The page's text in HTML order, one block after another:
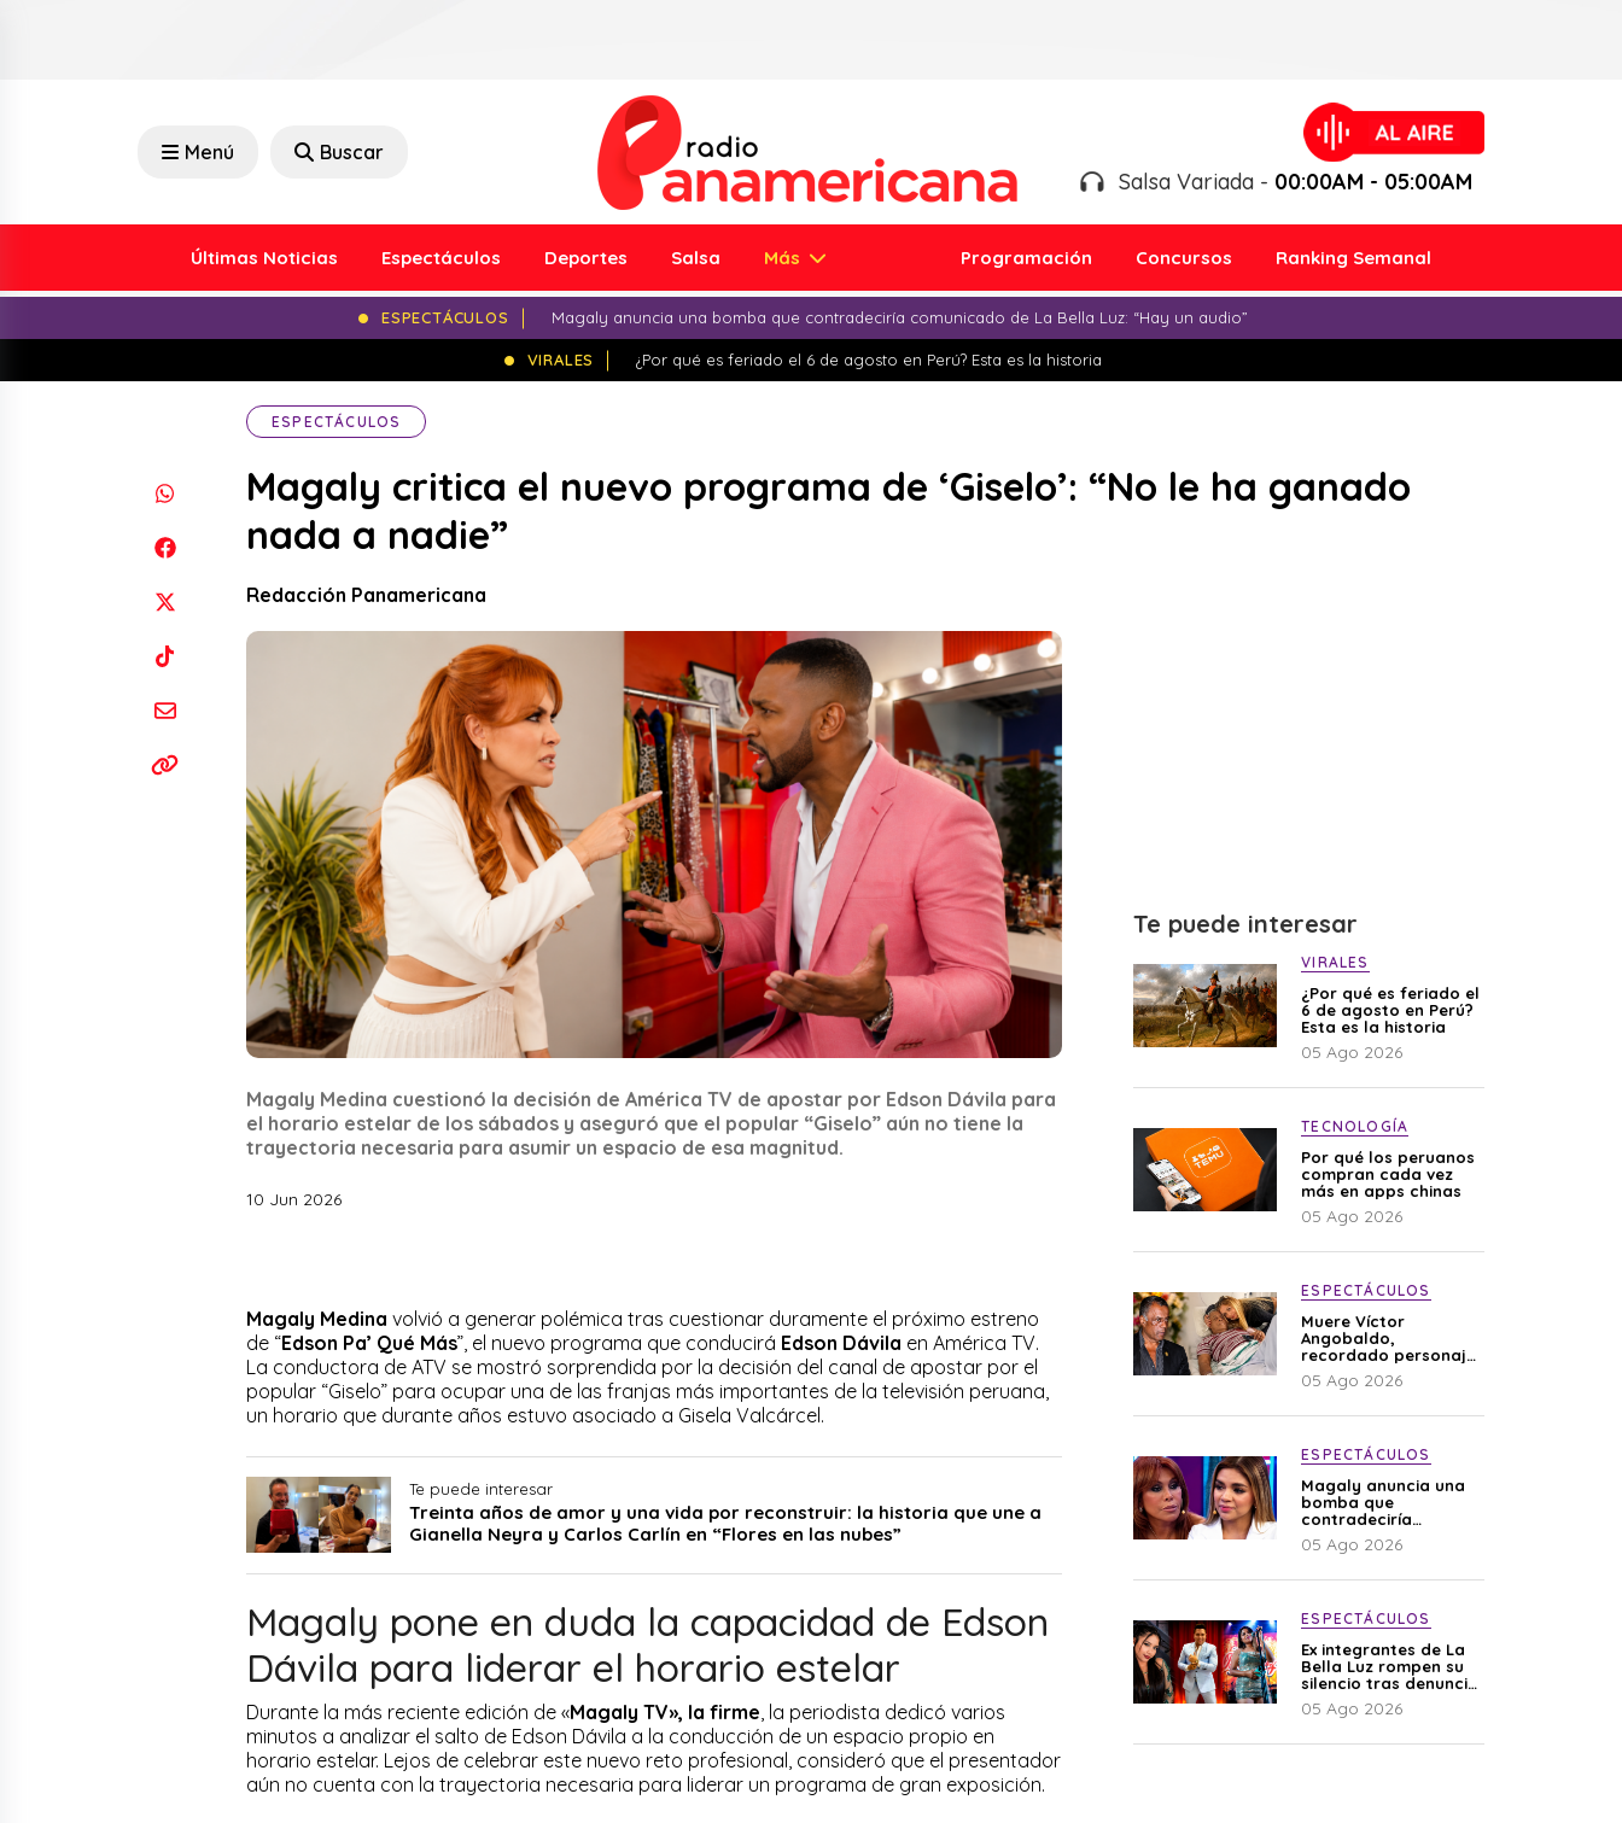
Menú Buscar
Salsa Variada - 00:00AM - 05:00AM
Últimas Noticias Espectáculos Deportes Salsa Más Programación Concursos Ranking Semanal
ESPECTÁCULOS Magaly anuncia una bomba que contradeciría comunicado de La Bella Luz: “Hay un audio”
VIRALES ¿Por qué es feriado el 6 de agosto en Perú? Esta es la historia
ESPECTÁCULOS
Magaly critica el nuevo programa de ‘Giselo’: “No le ha ganado
nada a nadie”
Redacción Panamericana
Magaly Medina cuestionó la decisión de América TV de apostar por Edson Dávila para
el horario estelar de los sábados y aseguró que el popular “Giselo” aún no tiene la
trayectoria necesaria para asumir un espacio de esa magnitud.
10 Jun 2026
Magaly Medina volvió a generar polémica tras cuestionar duramente el próximo estreno
de “Edson Pa’ Qué Más”, el nuevo programa que conducirá Edson Dávila en América TV.
La conductora de ATV se mostró sorprendida por la decisión del canal de apostar por el
popular “Giselo” para ocupar una de las franjas más importantes de la televisión peruana,
un horario que durante años estuvo asociado a Gisela Valcárcel.
Te puede interesar
Treinta años de amor y una vida por reconstruir: la historia que une a
Gianella Neyra y Carlos Carlín en “Flores en las nubes”
Magaly pone en duda la capacidad de Edson
Dávila para liderar el horario estelar
Durante la más reciente edición de «Magaly TV», la firme , la periodista dedicó varios
minutos a analizar el salto de Edson Dávila a la conducción de un espacio propio en
horario estelar. Lejos de celebrar este nuevo reto profesional, consideró que el presentador
aún no cuenta con la trayectoria necesaria para liderar un programa de gran exposición.
Te puede interesar
VIRALES
¿Por qué es feriado el
6 de agosto en Perú?
Esta es la historia
05 Ago 2026
TECNOLOGÍA
Por qué los peruanos
compran cada vez
más en apps chinas
05 Ago 2026
ESPECTÁCULOS
Muere Víctor
Angobaldo,
recordado personaje
de la farándula y
expareja de Shirley
05 Ago 2026
ESPECTÁCULOS
Magaly anuncia una
bomba que
contradeciría
comunicado de La
Bella Luz: “Hay un
05 Ago 2026
ESPECTÁCULOS
Ex integrantes de La
Bella Luz rompen su
silencio tras denuncia
de Naldy: “Todo el
mundo lo sabía”
05 Ago 2026